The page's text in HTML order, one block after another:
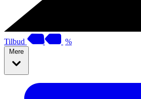
Tilbud %
Mere